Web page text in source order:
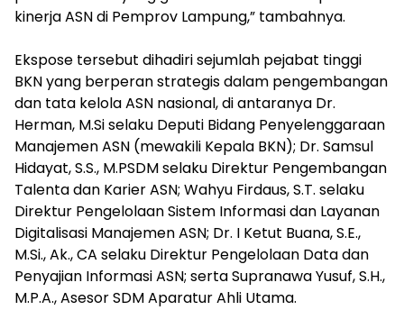
kinerja ASN di Pemprov Lampung,” tambahnya.
‎Ekspose tersebut dihadiri sejumlah pejabat tinggi
BKN yang berperan strategis dalam pengembangan
dan tata kelola ASN nasional, di antaranya Dr.
Herman, M.Si selaku Deputi Bidang Penyelenggaraan
Manajemen ASN (mewakili Kepala BKN); Dr. Samsul
Hidayat, S.S., M.PSDM selaku Direktur Pengembangan
Talenta dan Karier ASN; Wahyu Firdaus, S.T. selaku
Direktur Pengelolaan Sistem Informasi dan Layanan
Digitalisasi Manajemen ASN; Dr. I Ketut Buana, S.E.,
M.Si., Ak., CA selaku Direktur Pengelolaan Data dan
Penyajian Informasi ASN; serta Supranawa Yusuf, S.H.,
M.P.A., Asesor SDM Aparatur Ahli Utama.